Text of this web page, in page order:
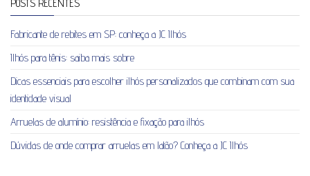
POSTS RECENTES
Fabricante de rebites em SP: conheça a JC Ilhós
Ilhós para tênis: saiba mais sobre
Dicas essenciais para escolher ilhós personalizados que combinam com sua
identidade visual
Arruelas de alumínio: resistência e fixação para ilhós
Dúvidas de onde comprar arruelas em latão? Conheça a JC Ilhós